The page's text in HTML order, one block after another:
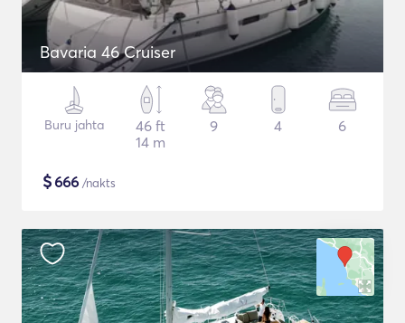
Bavaria 46 Cruiser
Buru jahta
46 ft
14 m
9 4 6
$666 /nakts